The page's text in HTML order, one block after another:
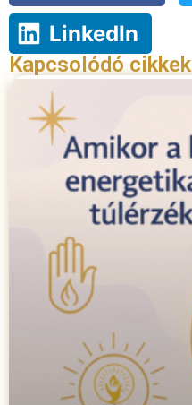
LinkedIn
Kapcsolódó cikkek